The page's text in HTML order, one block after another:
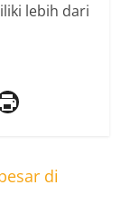
lebih dari
di